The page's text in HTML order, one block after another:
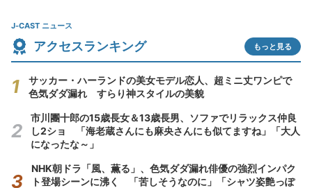
J-CAST ニュース
アクセスランキング もっと見る
サッカー・ハーランドの美女モデル恋人、超ミニ丈ワンピで
色気ダダ漏れ すらり神スタイルの美貌
市川團十郎の15歳長女＆13歳長男、ソファでリラックス仲良
し2ショ 「海老蔵さんにも麻央さんにも似てますね」「大人
になったな～」
NHK朝ドラ「風、薫る」、色気ダダ漏れ俳優の強烈インパク
ト登場シーンに沸く 「苦しそうなのに」「シャツ姿艶っぽ